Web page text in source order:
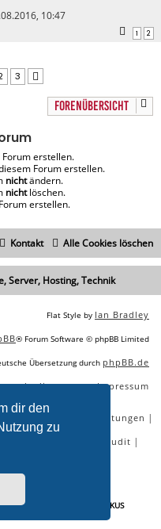
dir den
zu
10:47
1 2
3
FORENÜBERSICHT
erstellen.
Forum erstellen.
nichtändern.
nichtlöschen.
erstellen.
Alle Cookies löschen
Kontakt
Server, Hosting, Technik
Flat Style by Ian Bradley
® Forum Software © phpBB Limited
Übersetzung durch phpBB.de
|Impressum
Tools SEO Dienstleistungen |
SEO Audit |
Hosting, Technik - ABAKUS